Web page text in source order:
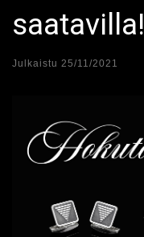
saatavilla!
Julkaistu 25/11/2021